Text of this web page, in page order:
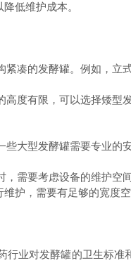
低维护成本。
凑的发酵罐。例如，
度有限，可以选择矮
大型发酵罐需要专业
需要考虑设备的维护
护，需要有足够的宽度空
业对发酵罐的卫生标